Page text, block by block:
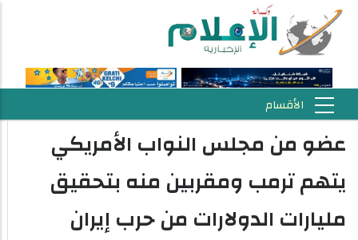
عضو من مجلس النواب الأمريكي
يتهم ترمب ومقربين منه بتحقيق
مليارات الدولارات من حرب إيران